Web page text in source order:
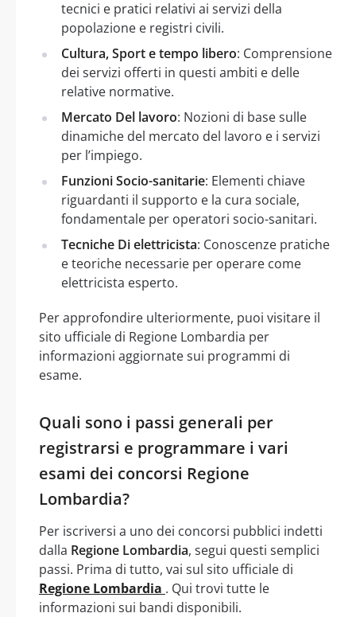
tecnici e pratici relativi ai servizi della
popolazione e registri civili.
Cultura, Sport e tempo libero: Comprensione
dei servizi offerti in questi ambiti e delle
relative normative.
Mercato Del lavoro: Nozioni di base sulle
dinamiche del mercato del lavoro e i servizi
per l’impiego.
Funzioni Socio-sanitarie: Elementi chiave
riguardanti il supporto e la cura sociale,
fondamentale per operatori socio-sanitari.
Tecniche Di elettricista: Conoscenze pratiche
e teoriche necessarie per operare come
elettricista esperto.
Per approfondire ulteriormente, puoi visitare il
sito ufficiale di Regione Lombardia per
informazioni aggiornate sui programmi di
esame.
Quali sono i passi generali per
registrarsi e programmare i vari
esami dei concorsi Regione
Lombardia?
Per iscriversi a uno dei concorsi pubblici indetti
dalla Regione Lombardia, segui questi semplici
passi. Prima di tutto, vai sul sito ufficiale di
Regione Lombardia . Qui trovi tutte le
informazioni sui bandi disponibili.